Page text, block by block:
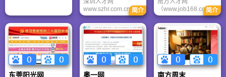
深圳人才网
www.szhr.com.cn作为
深圳市人才交流服务
中心有限公司的门户
网站，于2009年正式
更名为深圳市人才交
流服务中心有限公
司。深圳市人才交流
服务中心有限公司各
项业务得到了快速的
简介
南方人才网
（www.job168.com）
是中国最大、最专业
的区域性人才市场--中
国南方人才市场旗下
唯一的人力资源专业
网站。南方人才网以
用户为中心，以市场
为导向，以创新为动
力，率先获得了国际
简介
东莞阳光网 奥一网 南方周末